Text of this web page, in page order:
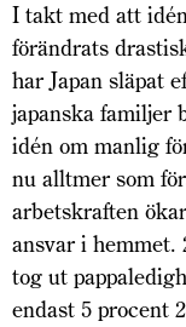
I takt med att
förändrats
har Japan släpat
japanska familjer
idén om manlig
nu alltmer som
arbetskraften
ansvar i hemmet.
tog ut
endast 5 procent